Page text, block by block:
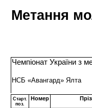
Метання
Чемпіонат України з
НСБ «Авангард» Ялта
Старт.
поз.
Номер